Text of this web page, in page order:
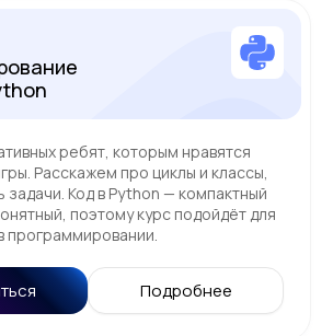
ребят, которым нравятся
Расскажем про циклы и классы,
задачи. Код в Python — компактный
поэтому курс подойдёт для
программировании.
Подробнее